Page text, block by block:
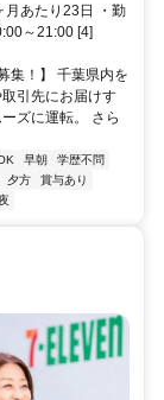
月あたり23日 ・勤
～21:00 [4]
集！】 千葉県内を
引先にお届けす
ズに運転。 さら
早朝
学歴不問
夕方
賞与あり